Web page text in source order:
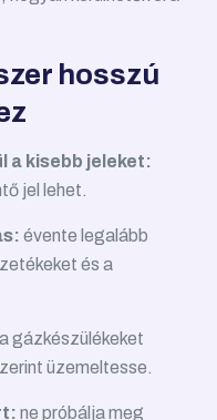
hosszú
a kisebb jeleket:
jel lehet.
évente legalább
és a
a gázkészülékeket
üzemeltesse.
ne próbálja meg